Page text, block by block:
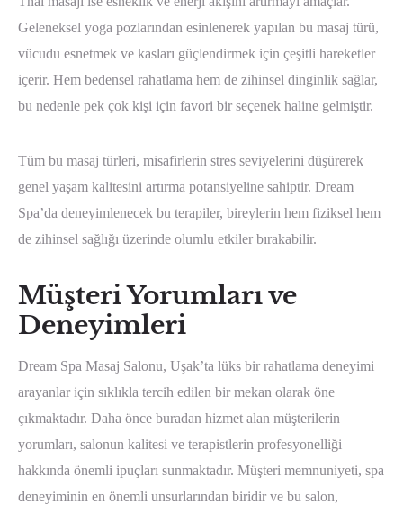
Geleneksel yoga pozlarından esinlenerek yapılan bu masaj türü,
vücudu esnetmek ve kasları güçlendirmek için çeşitli hareketler
içerir. Hem bedensel rahatlama hem de zihinsel dinginlik sağlar,
bu nedenle pek çok kişi için favori bir seçenek haline gelmiştir.
Tüm bu masaj türleri, misafirlerin stres seviyelerini düşürerek
genel yaşam kalitesini artırma potansiyeline sahiptir. Dream
Spa’da deneyimlenecek bu terapiler, bireylerin hem fiziksel hem
de zihinsel sağlığı üzerinde olumlu etkiler bırakabilir.
Müşteri Yorumları ve
Deneyimleri
Dream Spa Masaj Salonu, Uşak’ta lüks bir rahatlama deneyimi
arayanlar için sıklıkla tercih edilen bir mekan olarak öne
çıkmaktadır. Daha önce buradan hizmet alan müşterilerin
yorumları, salonun kalitesi ve terapistlerin profesyonelliği
hakkında önemli ipuçları sunmaktadır. Müşteri memnuniyeti, spa
deneyiminin en önemli unsurlarından biridir ve bu salon,